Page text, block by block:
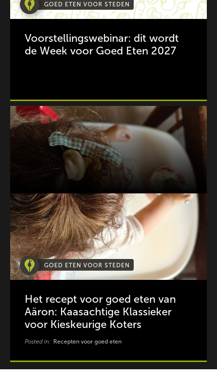
GOED ETEN VOOR STEDEN
Voorstellingswebinar: dit wordt
de Week voor Goed Eten 2027
GOED ETEN VOOR STEDEN
Het recept voor goed eten van
Aäron: Kaasachtige Klassieker
voor Kieskeurige Koters
Posted in: Recepten voor goed eten